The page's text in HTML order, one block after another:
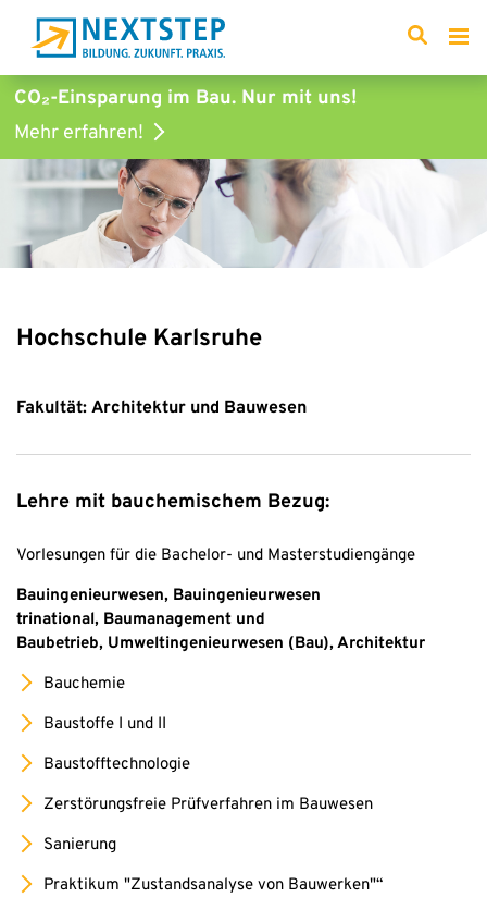
CO₂-Einsparung im Bau. Nur mit uns!
Mehr erfahren!
Hochschule Karlsruhe
Fakultät: Architektur und Bauwesen
Lehre mit bauchemischem Bezug:
Vorlesungen für die Bachelor- und Masterstudiengänge
Bauingenieurwesen, Bauingenieurwesen
trinational, Baumanagement und
Baubetrieb, Umweltingenieurwesen (Bau), Architektur
Bauchemie
Baustoffe I und II
Baustofftechnologie
Zerstörungsfreie Prüfverfahren im Bauwesen
Sanierung
Praktikum "Zustandsanalyse von Bauwerken"“